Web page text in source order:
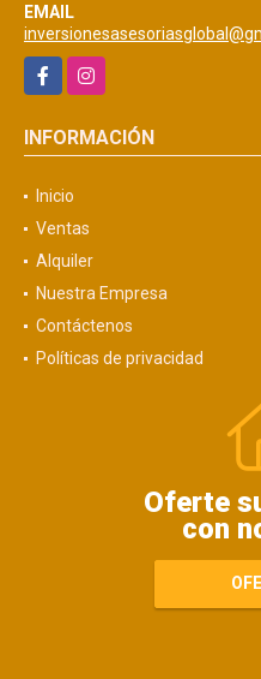
EMAIL
FacebookInstagram
INFORMACIÓN
Inicio
Ventas
Alquiler
Nuestra Empresa
Contáctenos
Políticas de privacidad
Oferte
con